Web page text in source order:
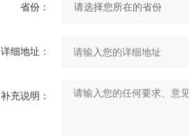
省份：
详细地址：
补充说明：